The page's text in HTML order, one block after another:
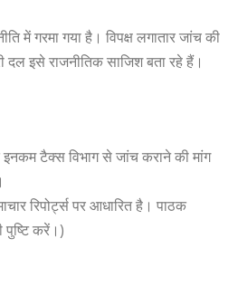
में गरमा गया है। विपक्ष लगातार जांच की
दल इसे राजनीतिक साजिश बता रहे हैं।
टैक्स विभाग से जांच कराने की मांग
रिपोर्ट्स पर आधारित है। पाठक
पुष्टि करें।)